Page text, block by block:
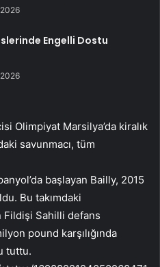
Engelli Dostu
Olimpiyat Marsilya’da kiralık
savunmacı, tüm
başlayan Bailly, 2015
Bu takımdaki
Fildişi Sahilli defans
pound karşılığında
tuttu.